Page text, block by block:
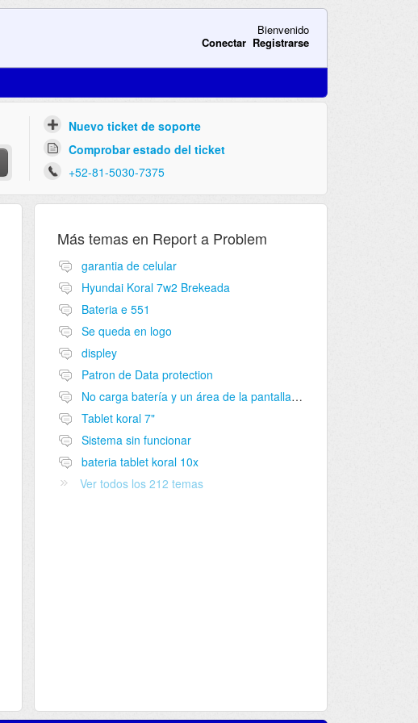
Bienvenido
Conectar Registrarse
Nuevo ticket de soporte
Comprobar estado del ticket
+52-81-5030-7375
Más temas en Report a Problem
garantia de celular
Hyundai Koral 7w2 Brekeada
Bateria e 551
Se queda en logo
displey
Patron de Data protection
No carga batería y un área de la pantalla no funciona
Tablet koral 7"
Sistema sin funcionar
bateria tablet koral 10x
Ver todos los 212 temas